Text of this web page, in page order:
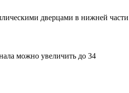
дверцами в нижней
можно увеличить до 34